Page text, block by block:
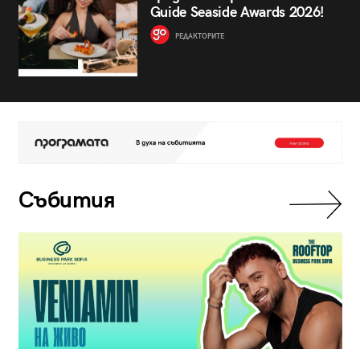
Guide Seaside Awards 2026!
РЕДАКТОРИТЕ
Събития